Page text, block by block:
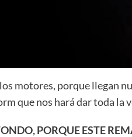
motores, porque llegan
que nos hará dar toda la
PORQUE ESTE